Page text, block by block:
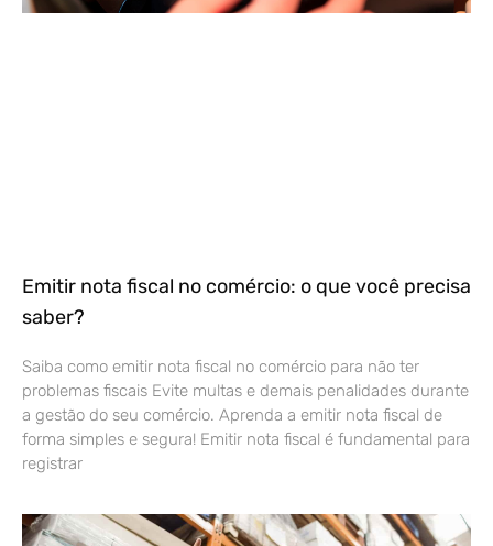
Emitir nota fiscal no comércio: o que você precisa
saber?
Saiba como emitir nota fiscal no comércio para não ter
problemas fiscais Evite multas e demais penalidades durante
a gestão do seu comércio. Aprenda a emitir nota fiscal de
forma simples e segura! Emitir nota fiscal é fundamental para
registrar